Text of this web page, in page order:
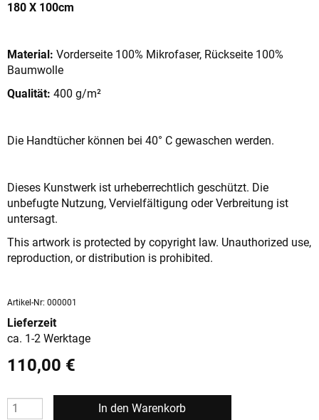
180 X 100cm
Material: Vorderseite 100% Mikrofaser, Rückseite 100%
Baumwolle
Qualität: 400 g/m²
Die Handtücher können bei 40° C gewaschen werden.
Dieses Kunstwerk ist urheberrechtlich geschützt. Die
unbefugte Nutzung, Vervielfältigung oder Verbreitung ist
untersagt.
This artwork is protected by copyright law. Unauthorized use,
reproduction, or distribution is prohibited.
Artikel-Nr: 000001
Lieferzeit
ca. 1-2 Werktage
110,00 €